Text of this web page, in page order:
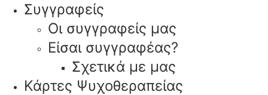
Συγγραφείς
Οι συγγραφείς μας
Είσαι συγγραφέας?
Σχετικά με μας
Κάρτες Ψυχοθεραπείας